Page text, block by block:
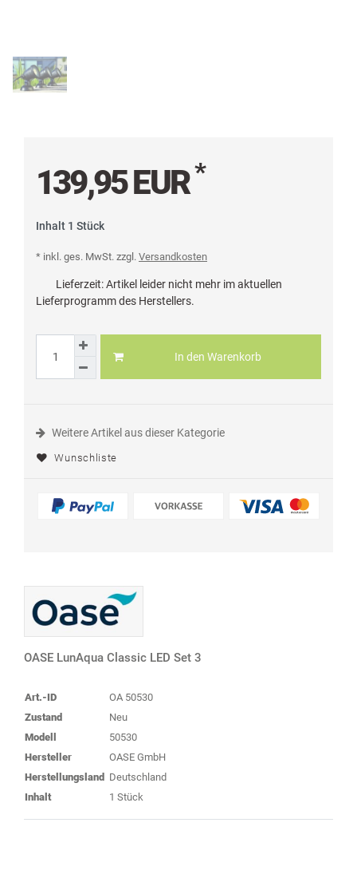
139,95 EUR*
Inhalt 1 Stück
* inkl. ges. MwSt. zzgl. Versandkosten
Lieferzeit:Artikel leider nicht mehr im aktuellen
Lieferprogramm des Herstellers.
In den Warenkorb
Weitere Artikel aus dieser Kategorie
Wunschliste
OASE LunAqua Classic LED Set 3
Art.-ID
OA 50530
Zustand
Neu
Modell
50530
Hersteller
OASE GmbH
Herstellungsland Deutschland
Inhalt
1 Stück